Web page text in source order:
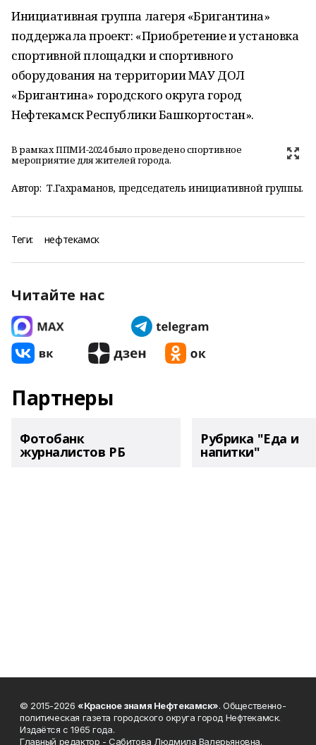
Инициативная группа лагеря «Бригантина»
поддержала проект: «Приобретение и установка
спортивной площадки и спортивного
оборудования на территории МАУ ДОЛ
«Бригантина» городского округа город
Нефтекамск Республики Башкортостан».
В рамках ППМИ-2024 было проведено спортивное
мероприятие для жителей города.
Автор: Т.Гахраманов, председатель инициативной группы.
Теги: нефтекамск
Читайте нас
Партнеры
Фотобанк
журналистов РБ
Рубрика "Еда и
напитки"
© 2015-2026 «Красное знамя Нефтекамск». Общественно-
политическая газета городского округа город Нефтекамск.
Издаётся с 1965 года.
Главный редактор - Сабитова Людмила Валерьяновна.